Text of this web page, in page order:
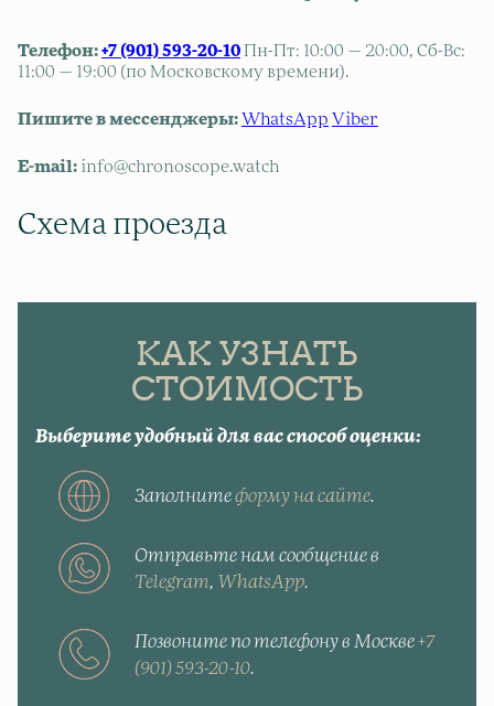
Телефон: +7 (901) 593-20-10 Пн-Пт: 10:00 — 20:00, Сб-Вс:
11:00 — 19:00 (по Московскому времени).
Пишите в мессенджеры: WhatsApp Viber
E-mail: info@chronoscope.watch
Схема проезда
КАК УЗНАТЬ
СТОИМОСТЬ
Выберите удобный для вас способ оценки:
Заполнитеформу на сайте.
Отправьте нам сообщение в
Telegram, WhatsApp.
Позвоните по телефону в Москве+7
(901) 593-20-10.